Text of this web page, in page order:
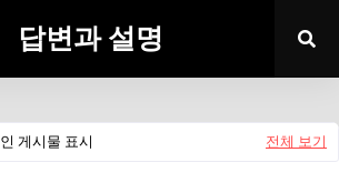
답변과 설명
인 게시물 표시 전체 보기